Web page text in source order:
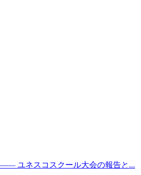
ユネスコスクール大会の報告と...